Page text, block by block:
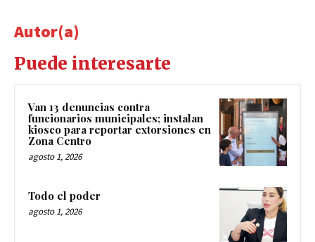
Autor(a)
Puede interesarte
Van 13 denuncias contra
funcionarios municipales; instalan
kiosco para reportar extorsiones en
Zona Centro
agosto 1, 2026
Todo el poder
agosto 1, 2026